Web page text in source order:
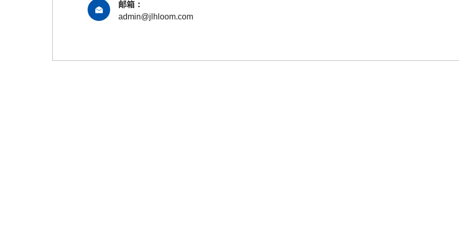
邮箱：
admin@jlhloom.com